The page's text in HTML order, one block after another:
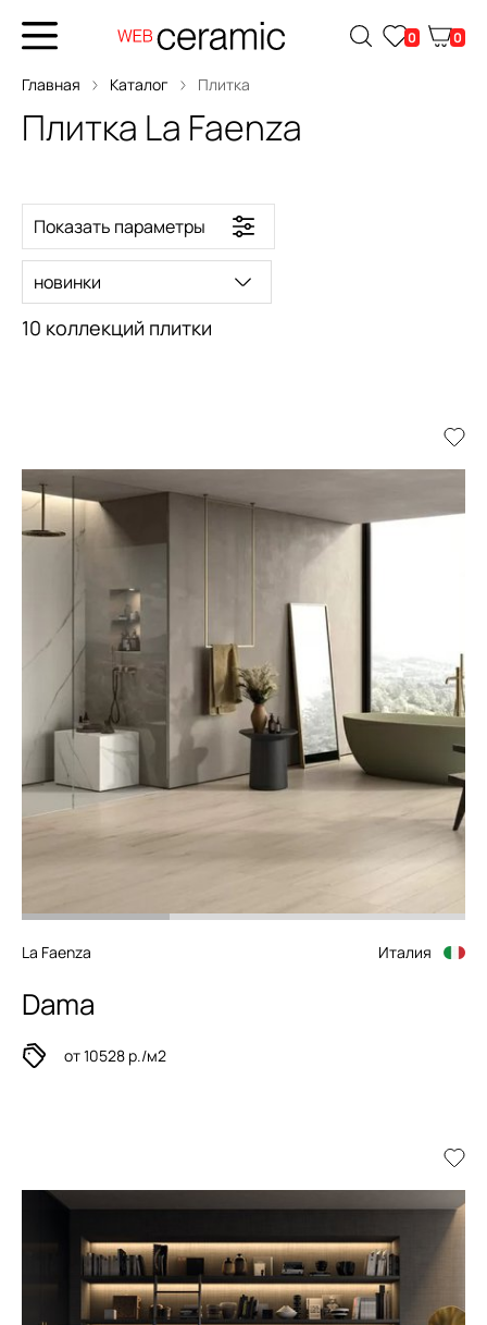
0 0
Главная Каталог Плитка
Плитка La Faenza
Показать параметры
10 коллекций плитки
новинки
La Faenza Италия
Dama
от 10528 р./м2